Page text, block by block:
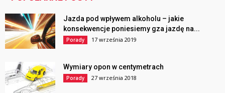
Jazda pod wpływem alkoholu – jakie
konsekwencje poniesiemy gza jazdę na...
Porady 17 września 2019
Wymiary opon w centymetrach
Porady 27 września 2018